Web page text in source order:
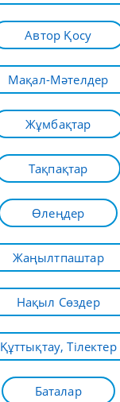
Автор Қосу
Мақал-Мәтелдер
Жұмбақтар
Тақпақтар
Өлеңдер
Жаңылтпаштар
Нақыл Сөздер
Құттықтау, Тілектер
Баталар